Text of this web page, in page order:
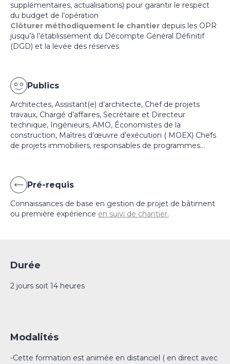
supplémentaires, actualisations) pour garantir le respect
du budget de l’opération
Clôturer méthodiquement le chantier depuis les OPR
jusqu’à l’établissement du Décompte Général Définitif
(DGD) et la levée des réserves
Publics
Architectes, Assistant(e) d’architecte, Chef de projets
travaux, Chargé d’affaires, Secrétaire et Directeur
technique, Ingénieurs, AMO, Économistes de la
construction, Maîtres d’œuvre d’exécution ( MOEX) Chefs
de projets immobiliers, responsables de programmes…
Pré-requis
Connaissances de base en gestion de projet de bâtiment
ou première expérience en suivi de chantier.
Durée
2 jours soit 14 heures
Modalités
-Cette formation est animée en distanciel ( en direct avec